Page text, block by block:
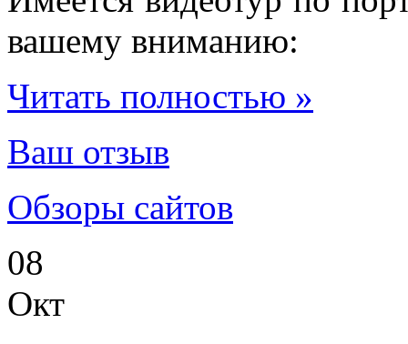
вашему вниманию:
Читать полностью »
Ваш отзыв
Обзоры сайтов
08
Окт